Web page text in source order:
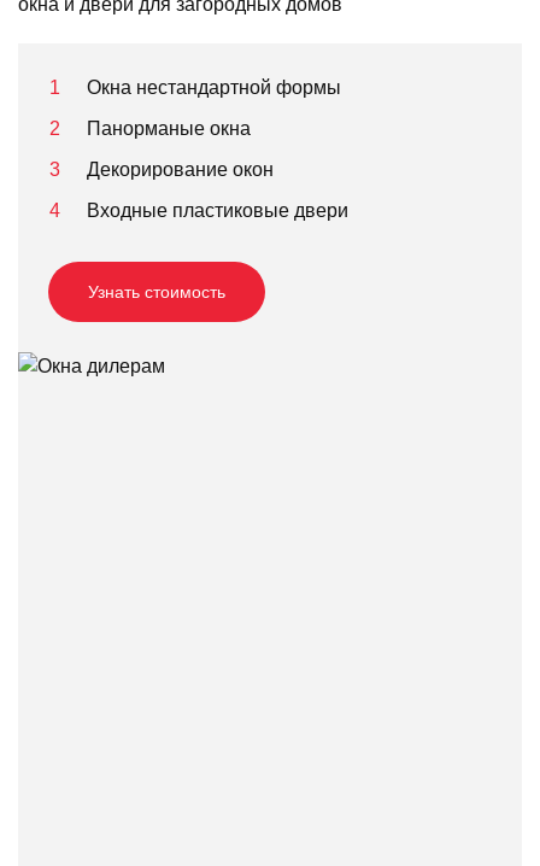
окна и двери для загородных домов
Окна нестандартной формы
Панорманые окна
Декорирование окон
Входные пластиковые двери
Узнать стоимость